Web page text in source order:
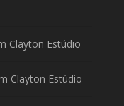
Clayton Estúdio
Clayton Estúdio